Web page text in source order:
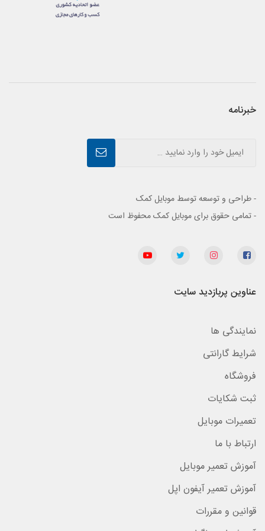
خبرنامه
- طراحی و توسعه توسط موبایل کمک
- تمامی حقوق برای موبایل کمک محفوظ است
عناوین پربازدید سایت
نمایندگی ها
شرایط گارانتی
فروشگاه
ثبت شکایات
تعمیرات موبایل
ارتباط با ما
آموزش تعمیر موبایل
آموزش تعمیر آیفون اپل
قوانین و مقررات